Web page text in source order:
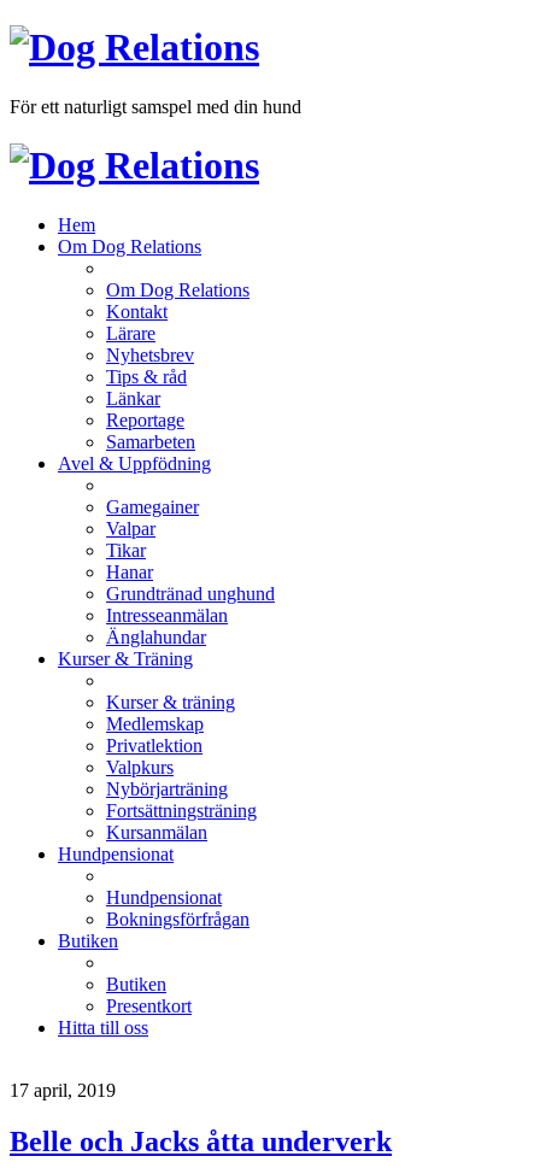
För ett naturligt samspel med din hund
Hem
Om Dog Relations
Om Dog Relations
Kontakt
Lärare
Nyhetsbrev
Tips & råd
Länkar
Reportage
Samarbeten
Avel & Uppfödning
Gamegainer
Valpar
Tikar
Hanar
Grundtränad unghund
Intresseanmälan
Änglahundar
Kurser & Träning
Kurser & träning
Medlemskap
Privatlektion
Valpkurs
Nybörjarträning
Fortsättningsträning
Kursanmälan
Hundpensionat
Hundpensionat
Bokningsförfrågan
Butiken
Butiken
Presentkort
Hitta till oss
17 april, 2019
Belle och Jacks åtta underverk